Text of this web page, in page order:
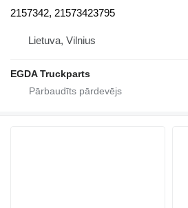
2157342, 21573423795
Lietuva, Vilnius
EGDA Truckparts